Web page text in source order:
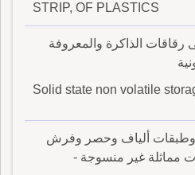
STRIP, OF PLASTICS
رقاقات الذاكرة والمعروفة
Solid state non volatile
وطبقات ألياف وحصر وفرش
مماثلة غير منسوجة -